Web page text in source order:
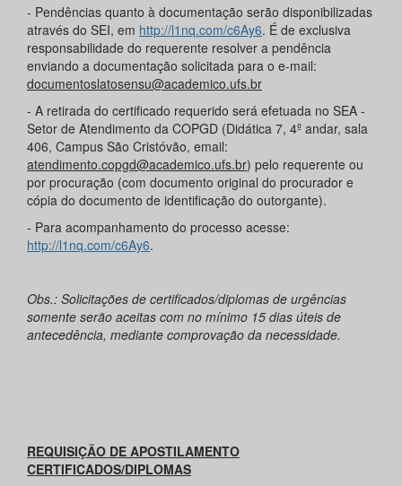
- Pendências quanto à documentação serão disponibilizadas
através do SEI, em http://l1nq.com/c6Ay6. É de exclusiva
responsabilidade do requerente resolver a pendência
enviando a documentação solicitada para o e-mail:
documentoslatosensu@academico.ufs.br
- A retirada do certificado requerido será efetuada no SEA -
Setor de Atendimento da COPGD (Didática 7, 4º andar, sala
406, Campus São Cristóvão, email:
atendimento.copgd@academico.ufs.br) pelo requerente ou
por procuração (com documento original do procurador e
cópia do documento de identificação do outorgante).
- Para acompanhamento do processo acesse:
http://l1nq.com/c6Ay6.
Obs.: Solicitações de certificados/diplomas de urgências
somente serão aceitas com no mínimo 15 dias úteis de
antecedência, mediante comprovação da necessidade.
REQUISIÇÃO DE APOSTILAMENTO
CERTIFICADOS/DIPLOMAS